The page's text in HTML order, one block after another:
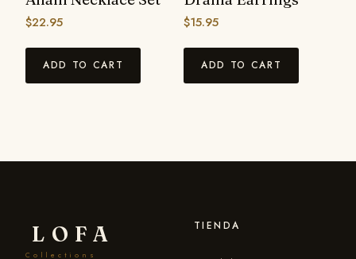
$22.95
ADD TO CART
$15.95
ADD TO CART
LOFA
Collections
TIENDA